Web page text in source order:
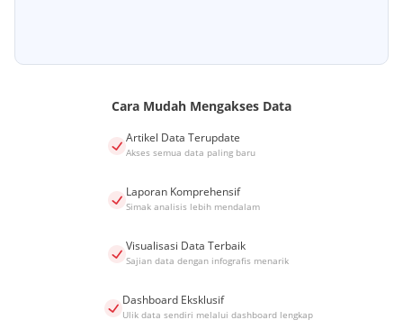
Cara Mudah Mengakses Data
Artikel Data Terupdate
Akses semua data paling baru
Laporan Komprehensif
Simak analisis lebih mendalam
Visualisasi Data Terbaik
Sajian data dengan infografis menarik
Dashboard Eksklusif
Ulik data sendiri melalui dashboard lengkap